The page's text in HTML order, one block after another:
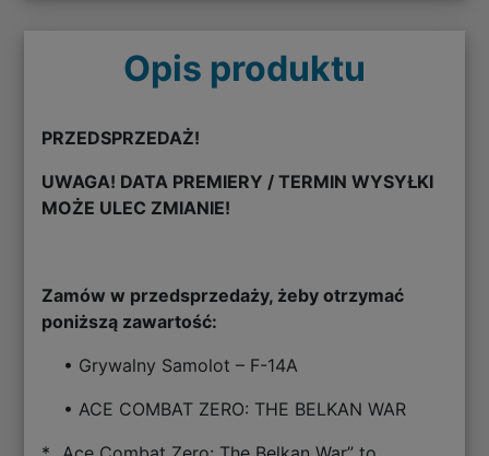
Opis produktu
PRZEDSPRZEDAŻ!
UWAGA! DATA PREMIERY / TERMIN WYSYŁKI
MOŻE ULEC ZMIANIE!
Zamów w przedsprzedaży, żeby otrzymać
poniższą zawartość:
• Grywalny Samolot – F-14A
• ACE COMBAT ZERO: THE BELKAN WAR